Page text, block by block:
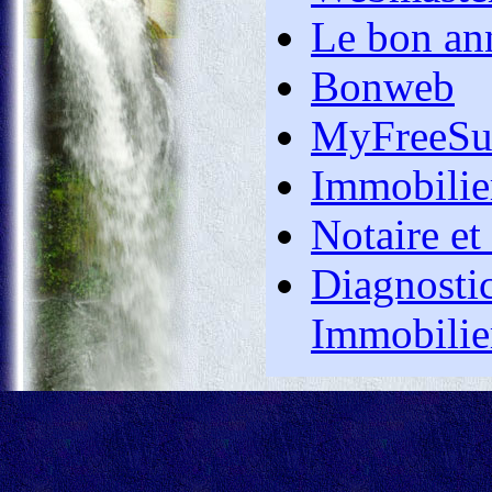
gouyou88
annuaire
brigade
annuaire
dynami
annuaire
elma
annuaire
assimo
annuaire
annuaire
solange
annuaire
Le bon
Bonweb
Notaire et